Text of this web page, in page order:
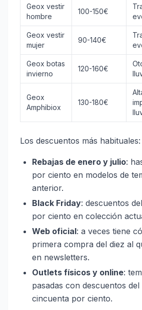
Geox vestir
hombre
100-150€
Geox vestir
mujer
90-140€
Geox botas
invierno
120-160€
Geox
Amphibiox
130-180€
Los descuentos más habituales:
Rebajas de enero y julio:
por ciento en modelos de
anterior.
Black Friday: descuentos
por ciento en colección
Web oficial: a veces tiene
primera compra del diez al
en newsletters.
Outlets físicos y online:
pasadas con descuentos
cincuenta por ciento.